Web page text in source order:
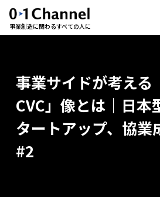
事業創造に関わるすべての人に
事業サイドが考える
CVC」像とは｜日本
タートアップ、協業
#2